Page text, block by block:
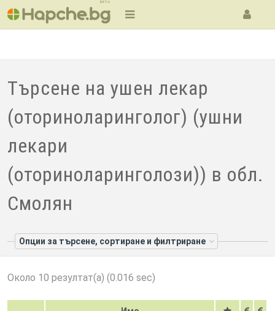
BETA
Търсене на ушен лекар
(оториноларинголог) (ушни
лекари
(оториноларинголози)) в обл.
Смолян
Опции за търсене, сортиране и филтриране
Около 10 резултат(а) (0.016 sec)